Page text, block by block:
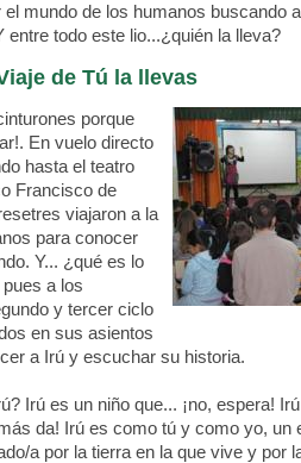
el mundo de los humanos buscando
entre todo este lio...¿quién la lleva?
de Tú la llevas
porque
En vuelo directo
hasta el teatro
Francisco de
viajaron a la
para conocer
Y... ¿qué es lo
a los
y tercer ciclo
en sus asientos
a Irú y escuchar su historia.
Irú es un niño que... ¡no, espera!
da! Irú es como tú y como yo, un
a por la tierra en la que vive y por